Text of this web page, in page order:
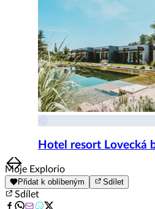
Hotel resort Lovecká
Item
1
of
8
Moje Explorio
Přidat k oblíbeným Sdílet
Sdílet